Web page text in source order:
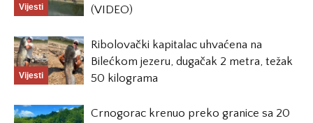
Vijesti
(VIDEO)
Vijesti
Ribolovački kapitalac uhvaćena na
Bilećkom jezeru, dugačak 2 metra, težak
50 kilograma
Crnogorac krenuo preko granice sa 20